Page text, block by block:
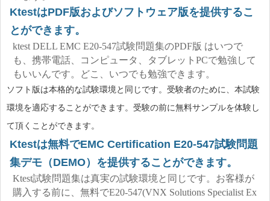
KtestはPDF版およびソフトウェア版を提供するこ
とができます。
ktest DELL EMC E20-547試験問題集のPDF版 はいつで
も、携帯電話、コンピュータ、タブレットPCで勉強して
もいいんです。どこ、いつでも勉強できます。
ソフト版は本格的な試験環境と同じです。受験者のために、本試験
環境を適応することができます。受験の前に無料サンプルを体験し
て頂くことができます。
Ktestは無料でEMC Certification E20-547試験問題
集デモ（DEMO）を提供することができます。
Ktest試験問題集は真実の試験環境と同じです。お客様が
購入する前に、無料でE20-547(VNX Solutions Specialist Ex